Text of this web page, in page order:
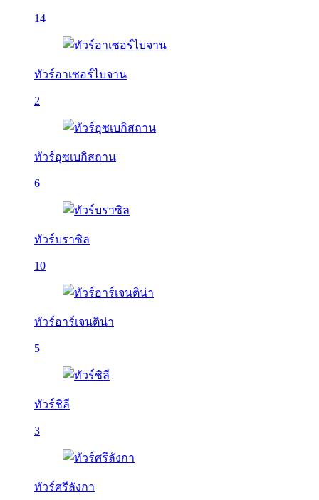
14
ทัวร์อาเซอร์ไบจาน
2
ทัวร์อุซเบกิสถาน
6
ทัวร์บราซิล
10
ทัวร์อาร์เจนติน่า
5
ทัวร์ชิลี
3
ทัวร์ศรีลังกา